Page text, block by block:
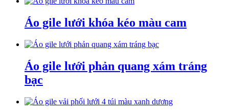
Áo gile lưới khóa kéo màu cam
Áo gile lưới phản quang xám tráng
bạc